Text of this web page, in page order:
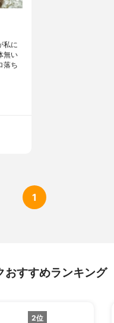
私に
無い
落ち
1
おすすめランキング
2位